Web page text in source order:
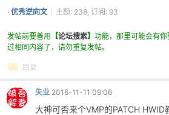
· 优秀逆向文 主题: 238, 订阅: 93
发帖前要善用 【论坛搜索】 功能，那里可能会有
过相同内容了，请勿重复发帖。
回复
失业 2016-11-11 09:06
大神可否来个VMP的PATCH HWID